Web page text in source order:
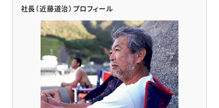
社長（近藤道治）プロフィール